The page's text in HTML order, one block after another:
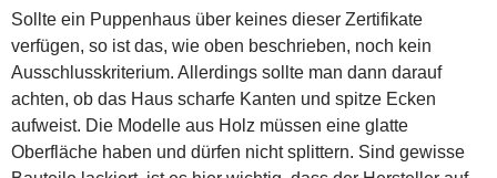
Sollte ein Puppenhaus über keines dieser Zertifikate
verfügen, so ist das, wie oben beschrieben, noch kein
Ausschlusskriterium. Allerdings sollte man dann darauf
achten, ob das Haus scharfe Kanten und spitze Ecken
aufweist. Die Modelle aus Holz müssen eine glatte
Oberfläche haben und dürfen nicht splittern. Sind gewisse